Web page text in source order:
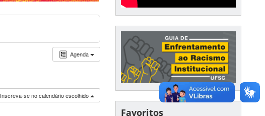
Agenda
Inscreva-se no calendário escolhido
Favoritos